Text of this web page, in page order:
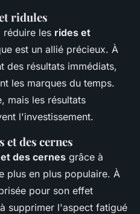
ridules
réduire les rides et
est un allié précieux. À
des résultats immédiats,
les marques du temps.
mais les résultats
l'investissement.
des cernes
des cernes grâce à
plus en plus populaire. À
pour son effet
supprimer l'aspect fatigué